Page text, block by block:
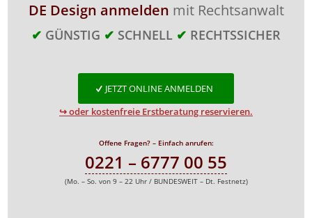
DE Design anmelden mit Rechtsanwalt
✔ GÜNSTIG ✔ SCHNELL ✔ RECHTSSICHER
JETZT ONLINE ANMELDEN
↪ oder kostenfreie Erstberatung reservieren.
Offene Fragen? – Einfach anrufen:
0221 – 6777 00 55
(Mo. – So. von 9 – 22 Uhr / BUNDESWEIT – Dt. Festnetz)